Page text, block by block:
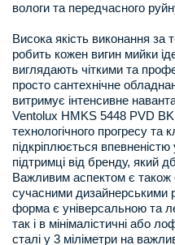
вологи та передчасного
Висока якість виконання за
робить кожен вигин мийки
виглядають чіткими та
просто сантехнічне
витримує інтенсивне
Ventolux HMKS 5448 PVD
технологічного прогресу та
підкріплюється впевненістю
підтримці від бренду, який
Важливим аспектом є також
сучасними дизайнерськими
форма є універсальною та
так і в мінімалістичні або
сталі у 3 міліметри на